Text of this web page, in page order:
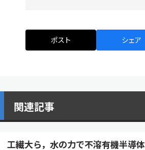
ポスト シェア
関連記事
工繊大ら，水の力で不溶有機半導体